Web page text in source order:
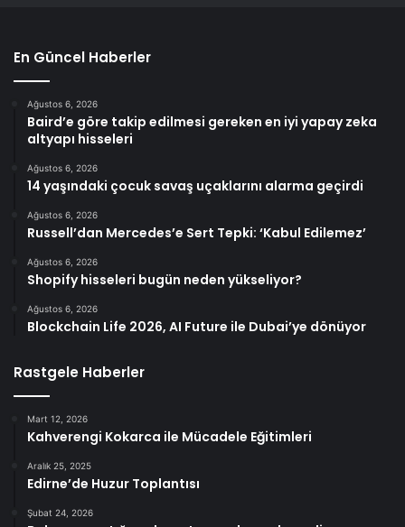
En Güncel Haberler
Ağustos 6, 2026
Baird’e göre takip edilmesi gereken en iyi yapay zeka
altyapı hisseleri
Ağustos 6, 2026
14 yaşındaki çocuk savaş uçaklarını alarma geçirdi
Ağustos 6, 2026
Russell’dan Mercedes’e Sert Tepki: ‘Kabul Edilemez’
Ağustos 6, 2026
Shopify hisseleri bugün neden yükseliyor?
Ağustos 6, 2026
Blockchain Life 2026, AI Future ile Dubai’ye dönüyor
Rastgele Haberler
Mart 12, 2026
Kahverengi Kokarca ile Mücadele Eğitimleri
Aralık 25, 2025
Edirne’de Huzur Toplantısı
Şubat 24, 2026